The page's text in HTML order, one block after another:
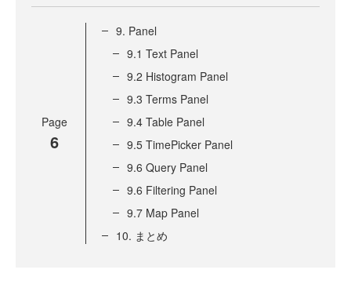
Page
6
9. Panel
9.1 Text Panel
9.2 Histogram Panel
9.3 Terms Panel
9.4 Table Panel
9.5 TimePicker Panel
9.6 Query Panel
9.6 Filtering Panel
9.7 Map Panel
10. まとめ